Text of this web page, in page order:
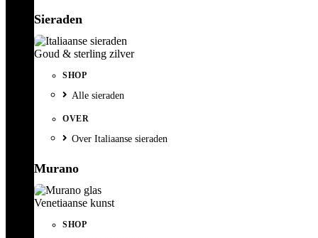
Sieraden
Goud & sterling zilver
SHOP
Alle sieraden
OVER
Over Italiaanse sieraden
Murano
Venetiaanse kunst
SHOP